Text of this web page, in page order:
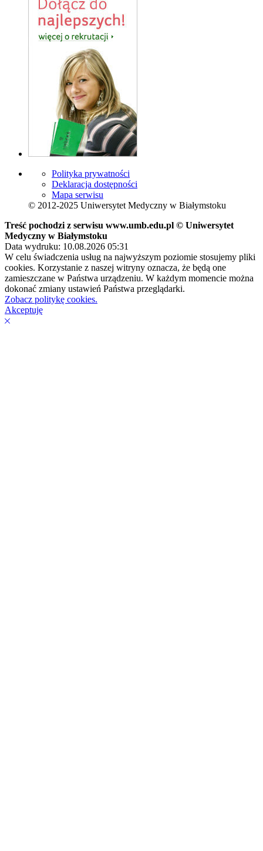
Polityka prywatności
Deklaracja dostępności
Mapa serwisu
© 2012-2025 Uniwersytet Medyczny w Białymstoku
Treść pochodzi z serwisu www.umb.edu.pl © Uniwersytet
Medyczny w Białymstoku
Data wydruku: 10.08.2026 05:31
W celu świadczenia usług na najwyższym poziomie stosujemy pliki
cookies. Korzystanie z naszej witryny oznacza, że będą one
zamieszczane w Państwa urządzeniu. W każdym momencie można
dokonać zmiany ustawień Państwa przeglądarki.
Zobacz politykę cookies.
Akceptuję